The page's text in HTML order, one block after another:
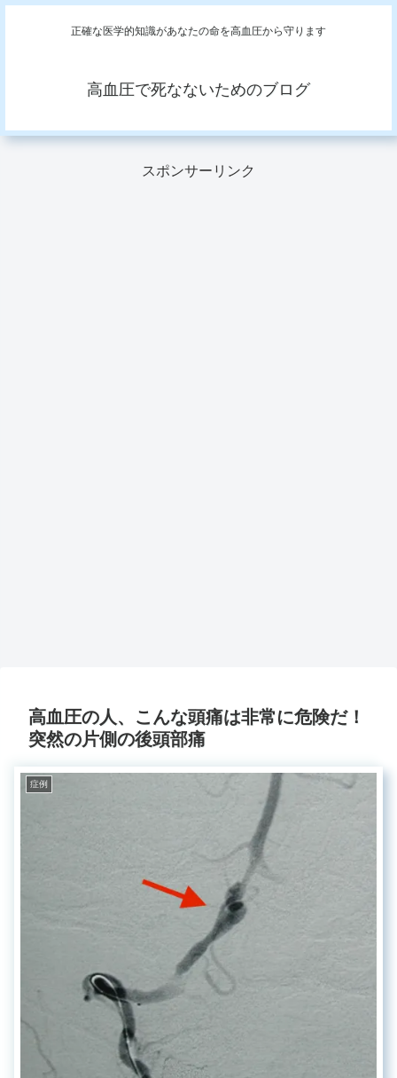
正確な医学的知識があなたの命を高血圧から守ります
高血圧で死なないためのブログ
スポンサーリンク
高血圧の人、こんな頭痛は非常に危険だ！
突然の片側の後頭部痛
症例